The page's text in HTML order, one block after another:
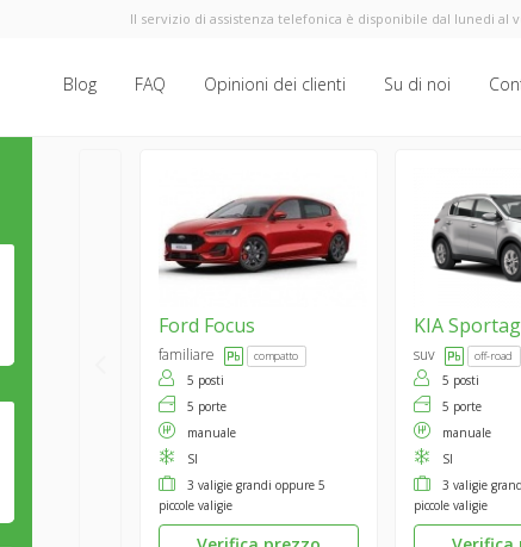
Il servizio di assistenza telefonica è disponibile dal lunedi al
Blog FAQ Opinioni dei clienti Su di noi
Ford Focus
familiare compatto
5 posti
5 porte
manuale
SI
3 valigie grandi oppure 5
piccole valigie
KIA
suv off-road
5 posti
5 porte
manuale
SI
3 valigie
piccole valigie